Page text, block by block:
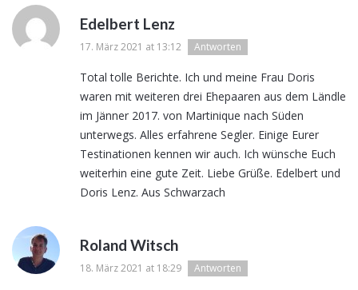
Edelbert Lenz
17. März 2021 at 13:12 Antworten
Total tolle Berichte. Ich und meine Frau Doris
waren mit weiteren drei Ehepaaren aus dem Ländle
im Jänner 2017. von Martinique nach Süden
unterwegs. Alles erfahrene Segler. Einige Eurer
Testinationen kennen wir auch. Ich wünsche Euch
weiterhin eine gute Zeit. Liebe Grüße. Edelbert und
Doris Lenz. Aus Schwarzach
Roland Witsch
18. März 2021 at 18:29 Antworten